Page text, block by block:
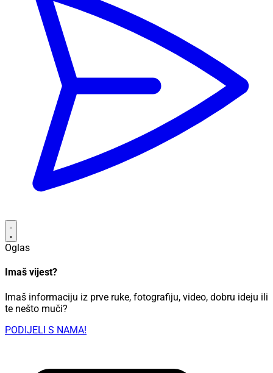
Oglas
Imaš vijest?
Imaš informaciju iz prve ruke, fotografiju, video, dobru ideju ili
te nešto muči?
PODIJELI S NAMA!